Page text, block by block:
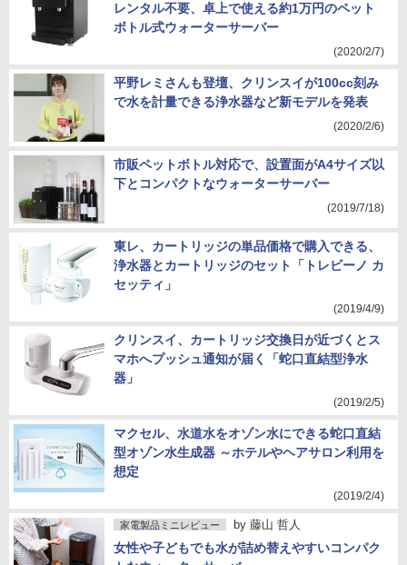
レンタル不要、卓上で使える約1万円のペット
ボトル式ウォーターサーバー
(2020/2/7)
平野レミさんも登壇、クリンスイが100cc刻み
で水を計量できる浄水器など新モデルを発表
(2020/2/6)
市販ペットボトル対応で、設置面がA4サイズ以
下とコンパクトなウォーターサーバー
(2019/7/18)
東レ、カートリッジの単品価格で購入できる、
浄水器とカートリッジのセット「トレビーノ カ
セッティ」
(2019/4/9)
クリンスイ、カートリッジ交換日が近づくとス
マホへプッシュ通知が届く「蛇口直結型浄水
器」
(2019/2/5)
マクセル、水道水をオゾン水にできる蛇口直結
型オゾン水生成器 ～ホテルやヘアサロン利用を
想定
(2019/2/4)
家電製品ミニレビュー by 藤山 哲人
女性や子どもでも水が詰め替えやすいコンパク